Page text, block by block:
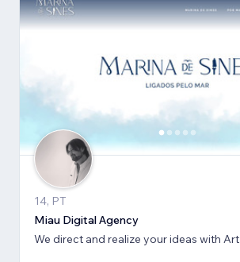
14, PT
Miau Digital Agency
We direct and realize your ideas with Art